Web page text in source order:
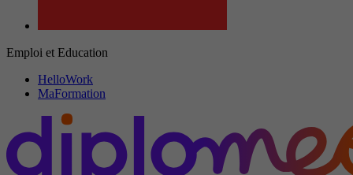
Emploi et Education
HelloWork
MaFormation